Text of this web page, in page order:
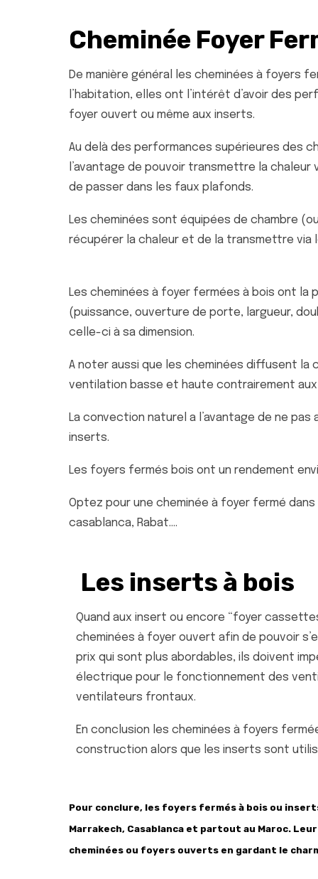
Cheminée Foyer
De manière général les cheminées à foyers
l’habitation, elles ont l’intérêt d’avoir des
foyer ouvert ou même aux inserts.
Au delà des performances supérieures des
l’avantage de pouvoir transmettre la
de passer dans les faux plafonds.
Les cheminées sont équipées de chambre
récupérer la chaleur et de la transmettre via
Les cheminées à foyer fermées à bois ont la
(puissance, ouverture de porte, largueur,
celle-ci à sa dimension.
A noter aussi que les cheminées diffusent la
ventilation basse et haute contrairement
La convection naturel a l’avantage de ne
inserts.
Les foyers fermés bois ont un rendement
Optez pour une cheminée à foyer fermé
casablanca, Rabat….
Les inserts à bois
Quand aux insert ou encore “foyer
cheminées à foyer ouvert afin de pouvoir
prix qui sont plus abordables, ils doivent
électrique pour le fonctionnement des
ventilateurs frontaux.
En conclusion les cheminées à foyers
construction alors que les inserts sont
Pour conclure, les foyers fermés à bois ou
Marrakech, Casablanca et partout au Maroc.
cheminées ou foyers ouverts en gardant le